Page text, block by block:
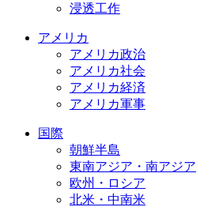
浸透工作
アメリカ
アメリカ政治
アメリカ社会
アメリカ経済
アメリカ軍事
国際
朝鮮半島
東南アジア・南アジア
欧州・ロシア
北米・中南米